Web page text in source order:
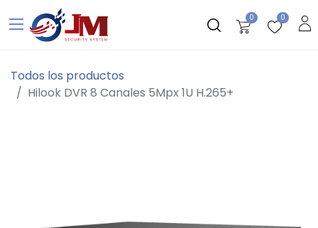
0 0
Todos los productos
Hilook DVR 8 Canales 5Mpx 1U H.265+